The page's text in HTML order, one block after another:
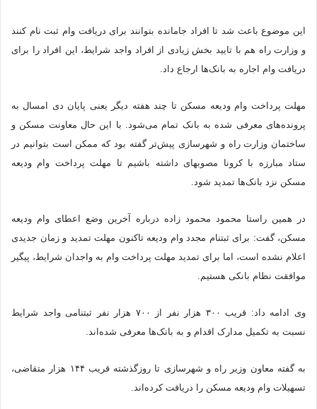
این موضوع باعث شد تا افراد جامانده بتوانند برای دریافت وام ثبت نام کنند
و وزارت راه هم با تایید بخش زیادی از افراد واجد شرایط، این افراد را برای
دریافت وام اجاره به بانک‌ها ارجاع داد.
مهلت پرداخت وام ودیعه مسکن تا چند هفته دیگر یعنی پایان دی‌ امسال به
پرونده‌های معرفی شده به بانک تمام می‌شود. با این حال معاونت مسکن و
ساختمان وزارت راه و شهرسازی پیش‌تر گفته بود که ممکن است بتوانیم در
ستاد مبارزه با کرونا مصوبه‎ای داشته باشیم تا مهلت پرداخت وام ودیعه
مسکن نزد بانک‌ها تمدید شود.
در همین راستا محمود محمود زاده درباره آخرین وضع اعطای وام ودیعه
مسکن، گفت: برای ثبت‎نام مجدد وام ودیعه تاکنون مهلت تمدید و زمان جدیدی
اعلام نشده است، اما برای تمدید مهلت پرداخت وام به واجدان شرایط، پیگیر
موافقت نظام بانکی هستیم.
وی ادامه داد: قریب ۳۰۰ هزار نفر از ۷۰۰ هزار نفر ثبت‎نامی واجد شرایط
نسبت به تکمیل مدارک اقدام و به بانک‌ها معرفی شده‌اند.
به گفته معاون وزیر راه و شهرسازی تا روزگذشته قریب ۱۴۴ هزار متقاضی،
تسهیلات وام ودیعه مسکن را دریافت کرده‌اند.